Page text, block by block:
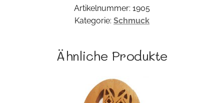
Artikelnummer: 1905
Kategorie: Schmuck
Ähnliche Produkte